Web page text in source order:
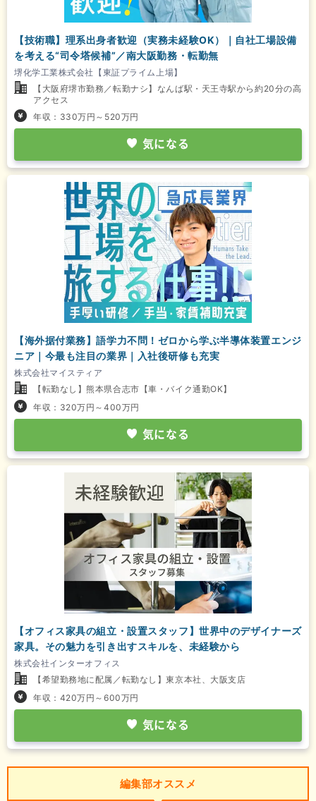
【技術職】理系出身者歓迎（実務未経験OK）｜自社工場設備
を考える“司令塔候補”／南大阪勤務・転勤無
堺化学工業株式会社【東証プライム上場】
【大阪府堺市勤務／転勤ナシ】なんば駅・天王寺駅から約20分の高
アクセス
年収：330万円～520万円
気になる
【海外据付業務】語学力不問！ゼロから学ぶ半導体装置エンジ
ニア｜今最も注目の業界｜入社後研修も充実
株式会社マイスティア
【転勤なし】熊本県合志市【車・バイク通勤OK】
年収：320万円～400万円
気になる
【オフィス家具の組立・設置スタッフ】世界中のデザイナーズ
家具。その魅力を引き出すスキルを、未経験から
株式会社インターオフィス
【希望勤務地に配属／転勤なし】東京本社、大阪支店
年収：420万円～600万円
気になる
編集部オススメ